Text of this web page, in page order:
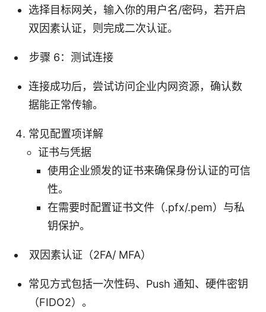
选择目标网关，输入你的用户名/密码，若开启
双因素认证，则完成二次认证。
步骤 6：测试连接
连接成功后，尝试访问企业内网资源，确认数
据能正常传输。
常见配置项详解
证书与凭据
使用企业颁发的证书来确保身份认证的可信
性。
在需要时配置证书文件（.pfx/.pem）与私
钥保护。
双因素认证（2FA/ MFA）
常见方式包括一次性码、Push 通知、硬件密钥
（FIDO2）。